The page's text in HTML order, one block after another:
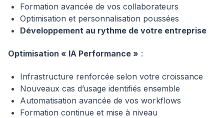
Formation avancée de vos collaborateurs
Optimisation et personnalisation poussées
Développement au rythme de votre entreprise
Optimisation « IA Performance » :
Infrastructure renforcée selon votre croissance
Nouveaux cas d’usage identifiés ensemble
Automatisation avancée de vos workflows
Formation continue et mise à niveau